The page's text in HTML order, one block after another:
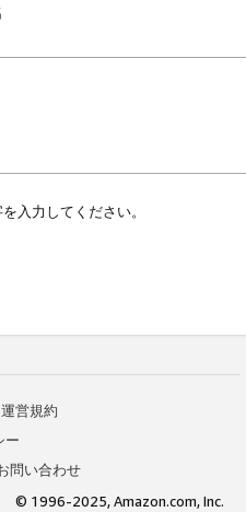
入力してください。
営規約
ー
問い合わせ
© 1996-2025, Amazon.com, Inc.